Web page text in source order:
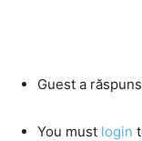
Guest a răspuns
You must login